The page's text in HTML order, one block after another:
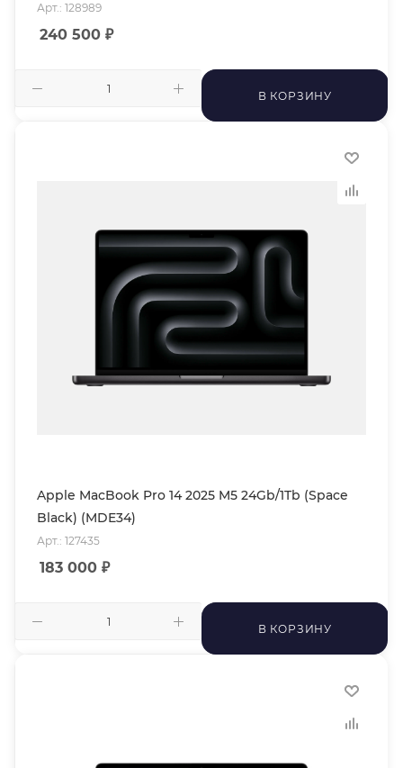
Арт.: 128989
240 500 ₽
В КОРЗИНУ
Apple MacBook Pro 14 2025 M5 24Gb/1Tb (Space
Black) (MDE34)
Арт.: 127435
183 000 ₽
В КОРЗИНУ